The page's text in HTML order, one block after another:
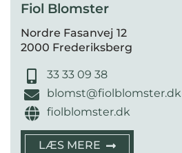
Fiol Blomster
Nordre Fasanvej 12
2000 Frederiksberg
33 33 09 38
blomst@fiolblomster.dk
fiolblomster.dk
LÆS MERE